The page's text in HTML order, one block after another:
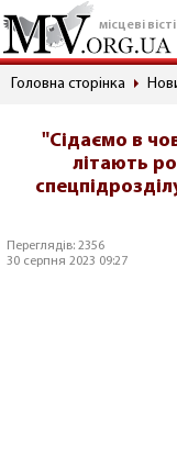
місцеві вісті
Головна сторінка
"Сідаємо в
літають
Переглядів: 2356
30 серпня 2023 09:27